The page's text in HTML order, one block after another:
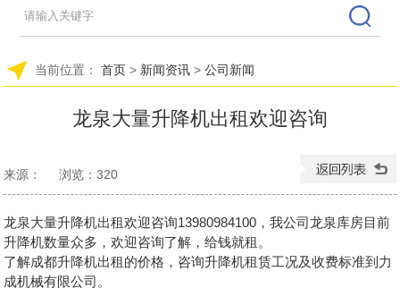
当前位置： 首页 > 新闻资讯 >公司新闻
龙泉大量升降机出租欢迎咨询
来源： 浏览：320
龙泉大量升降机出租欢迎咨询13980984100，我公司龙泉库房目前
升降机数量众多，欢迎咨询了解，给钱就租。
了解成都升降机出租的价格，咨询升降机租赁工况及收费标准到力
成机械有限公司。